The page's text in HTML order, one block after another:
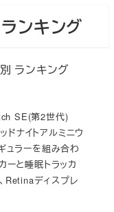
ンキング
ランキング
SE(第2世代)
ナイトアルミニウ
ュラーを組み合わ
ーと睡眠トラッカ
Retinaディスプレ